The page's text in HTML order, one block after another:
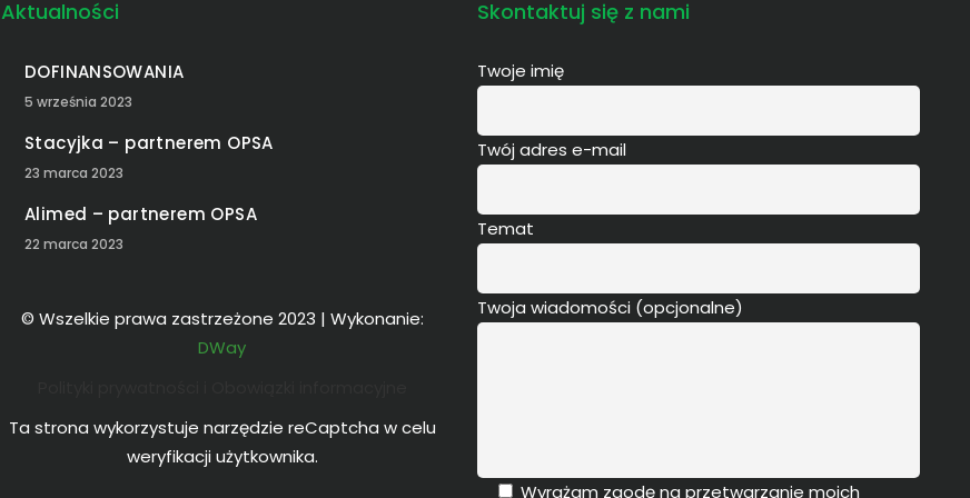
Aktualności
DOFINANSOWANIA
5 września 2023
Stacyjka – partnerem OPSA
23 marca 2023
Alimed – partnerem OPSA
22 marca 2023
© Wszelkie prawa zastrzeżone 2023 | Wykonanie:
DWay
Ta strona wykorzystuje narzędzie reCaptcha w celu
weryfikacji użytkownika.
Skontaktuj się z nami
Twoje imię
Twój adres e-mail
Temat
Twoja wiadomości (opcjonalne)
Wyrażam zgodę na przetwarzanie moich